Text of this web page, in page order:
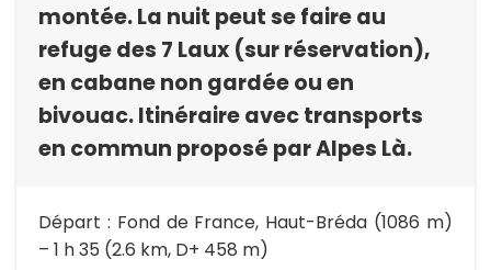
montée. La nuit peut se faire au
refuge des 7 Laux (sur réservation),
en cabane non gardée ou en
bivouac. Itinéraire avec transports
en commun proposé par Alpes Là.
Départ : Fond de France, Haut-Bréda (1086 m)
– 1 h 35 (2.6 km, D+ 458 m)